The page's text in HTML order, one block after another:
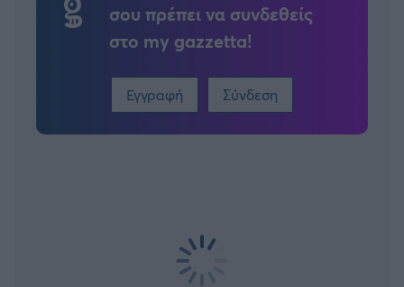
σου πρέπει να συνδεθείς
στο my gazzetta!
Εγγραφή Σύνδεση